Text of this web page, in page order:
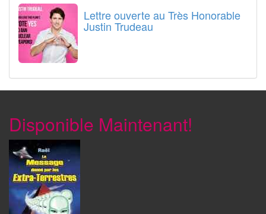
Lettre ouverte au Très Honorable
Justin Trudeau
Disponible Maintenant!